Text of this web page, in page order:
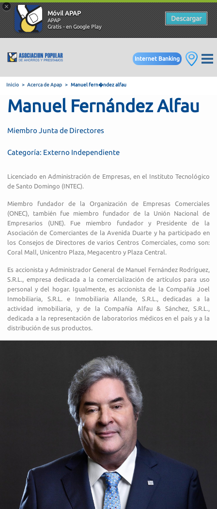
×
Móvil APAP
APAP
Gratis - en Google Play
Descargar
Internet Banking
Manuel Fernández Alfau
Miembro Junta de Directores
Categoría: Externo Independiente
Licenciado en Administración de Empresas, en el Instituto Tecnológico
de Santo Domingo (INTEC).
Miembro fundador de la Organización de Empresas Comerciales
(ONEC), también fue miembro fundador de la Unión Nacional de
Empresarios (UNE). Fue miembro fundador y Presidente de la
Asociación de Comerciantes de la Avenida Duarte y ha participado en
los Consejos de Directores de varios Centros Comerciales, como son:
Coral Mall, Unicentro Plaza, Megacentro y Plaza Central.
Es accionista y Administrador General de Manuel Fernández Rodríguez,
S.R.L., empresa dedicada a la comercialización de artículos para uso
personal y del hogar. Igualmente, es accionista de la Compañía Joel
Inmobiliaria, S.R.L. e Inmobiliaria Allande, S.R.L., dedicadas a la
actividad inmobiliaria, y de la Compañía Alfau & Sánchez, S.R.L.,
dedicada a la representación de laboratorios médicos en el país y a la
distribución de sus productos.